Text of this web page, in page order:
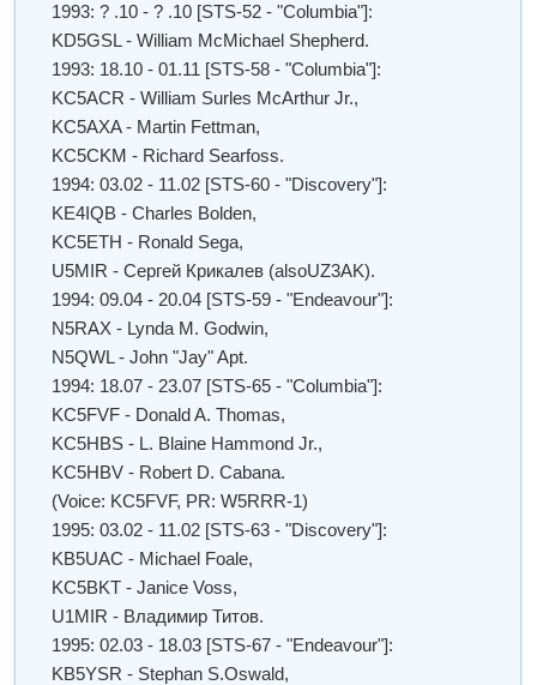
1993: ? .10 - ? .10 [STS-52 - "Columbia"]:
KD5GSL - William McMichael Shepherd.
1993: 18.10 - 01.11 [STS-58 - "Columbia"]:
KC5ACR - William Surles McArthur Jr.,
KC5AXA - Martin Fettman,
KC5CKM - Richard Searfoss.
1994: 03.02 - 11.02 [STS-60 - "Discovery"]:
KE4IQB - Charles Bolden,
KC5ETH - Ronald Sega,
U5MIR - Сергей Крикалев (alsoUZ3AK).
1994: 09.04 - 20.04 [STS-59 - "Endeavour"]:
N5RAX - Lynda M. Godwin,
N5QWL - John "Jay" Apt.
1994: 18.07 - 23.07 [STS-65 - "Columbia"]:
KC5FVF - Donald A. Thomas,
KC5HBS - L. Blaine Hammond Jr.,
KC5HBV - Robert D. Cabana.
(Voice: KC5FVF, PR: W5RRR-1)
1995: 03.02 - 11.02 [STS-63 - "Discovery"]:
KB5UAC - Michael Foale,
KC5BKT - Janice Voss,
U1MIR - Владимир Титов.
1995: 02.03 - 18.03 [STS-67 - "Endeavour"]:
KB5YSR - Stephan S.Oswald,